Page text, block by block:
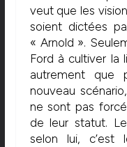
veut que les
soient dictées
« Arnold ».
Ford à cultiver la
autrement que
nouveau
ne sont pas
de leur statut.
selon lui, c’est